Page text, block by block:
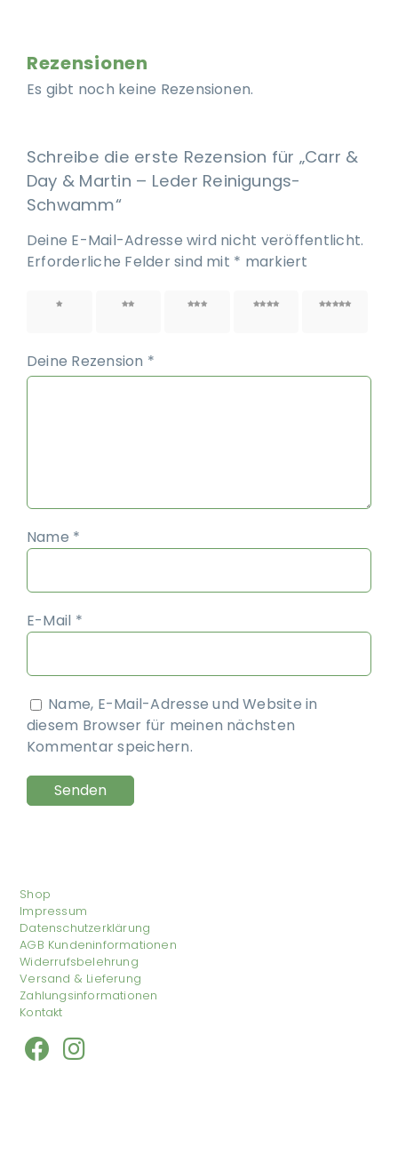
Rezensionen
Es gibt noch keine Rezensionen.
Schreibe die erste Rezension für „Carr &
Day & Martin – Leder Reinigungs-
Schwamm“
Deine E-Mail-Adresse wird nicht veröffentlicht.
Erforderliche Felder sind mit * markiert
1 von 2 von 3 von 4 von 5 von
Deine Rezension *
Name *
E-Mail *
Name, E-Mail-Adresse und Website in
diesem Browser für meinen nächsten
Kommentar speichern.
Shop
Impressum
Datenschutzerklärung
AGB Kundeninformationen
Widerrufsbelehrung
Versand & Lieferung
Zahlungsinformationen
Kontakt